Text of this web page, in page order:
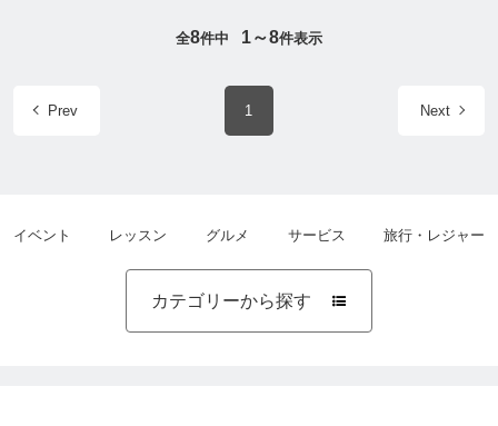
全8件中 1～8件表示
Prev 1 Next
イベント レッスン グルメ サービス 旅行・レジャー
カテゴリーから探す 